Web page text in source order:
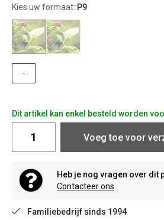
Kies uw formaat: P9
-
Dit artikel kan enkel besteld worden
Voeg toe voor
Heb je nog vragen over dit
Contacteer ons
Familiebedrijf sinds 1994